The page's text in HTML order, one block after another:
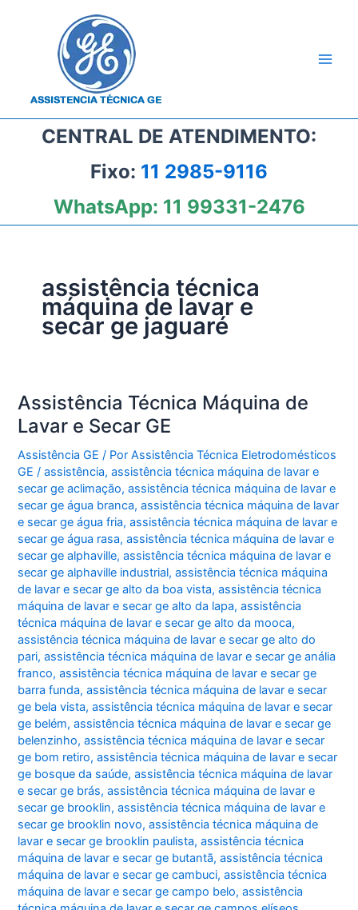
CENTRAL DE ATENDIMENTO:
Fixo: 11 2985-9116
WhatsApp: 11 99331-2476
assistência técnica
máquina de lavar e
secar ge jaguaré
Assistência Técnica Máquina de
Lavar e Secar GE
Assistência GE / PorAssistência Técnica Eletrodomésticos
GE/assistência,assistência técnica máquina de lavar e
secar ge aclimação,assistência técnica máquina de lavar e
secar ge água branca,assistência técnica máquina de lavar
e secar ge água fria,assistência técnica máquina de lavar e
secar ge água rasa,assistência técnica máquina de lavar e
secar ge alphaville,assistência técnica máquina de lavar e
secar ge alphaville industrial,assistência técnica máquina
de lavar e secar ge alto da boa vista,assistência técnica
máquina de lavar e secar ge alto da lapa,assistência
técnica máquina de lavar e secar ge alto da mooca,
assistência técnica máquina de lavar e secar ge alto do
pari,assistência técnica máquina de lavar e secar ge anália
franco,assistência técnica máquina de lavar e secar ge
barra funda,assistência técnica máquina de lavar e secar
ge bela vista,assistência técnica máquina de lavar e secar
ge belém,assistência técnica máquina de lavar e secar ge
belenzinho,assistência técnica máquina de lavar e secar
ge bom retiro,assistência técnica máquina de lavar e secar
ge bosque da saúde,assistência técnica máquina de lavar
e secar ge brás,assistência técnica máquina de lavar e
secar ge brooklin,assistência técnica máquina de lavar e
secar ge brooklin novo,assistência técnica máquina de
lavar e secar ge brooklin paulista,assistência técnica
máquina de lavar e secar ge butantã,assistência técnica
máquina de lavar e secar ge cambuci,assistência técnica
máquina de lavar e secar ge campo belo,assistência